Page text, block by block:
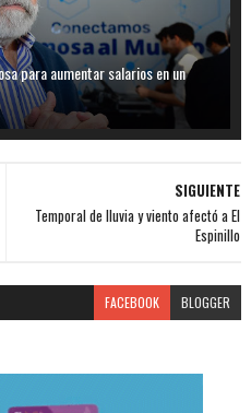
para aumentar salarios en un
SIGUIENTE
Temporal de lluvia y viento afectó a El
Espinillo
FACEBOOK BLOGGER